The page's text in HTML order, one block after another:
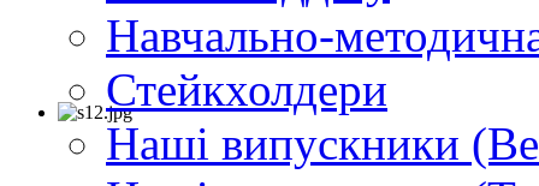
Навчально-
Стейкхолдери
Наші випускники